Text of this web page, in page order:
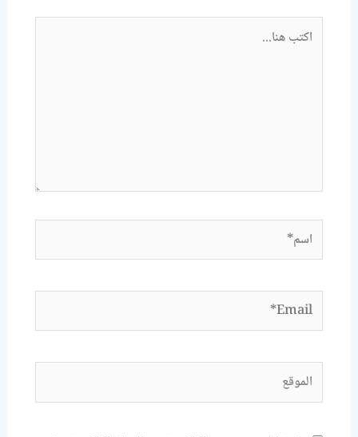
هنا...
اسم*
Email*
الموقع